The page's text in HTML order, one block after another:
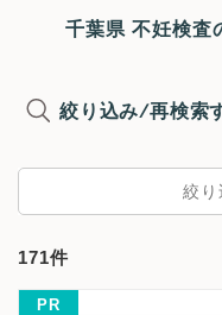
千葉県 不妊検査
絞り込み/再検索
絞り
171件
PR